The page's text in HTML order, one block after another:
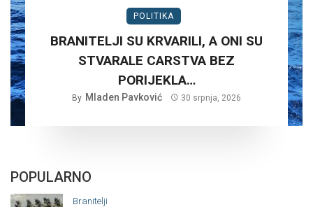
POLITIKA
BRANITELJI SU KRVARILI, A ONI SU
STVARALE CARSTVA BEZ
PORIJEKLA…
By Mladen Pavković 30 srpnja, 2026
POPULARNO
Branitelji